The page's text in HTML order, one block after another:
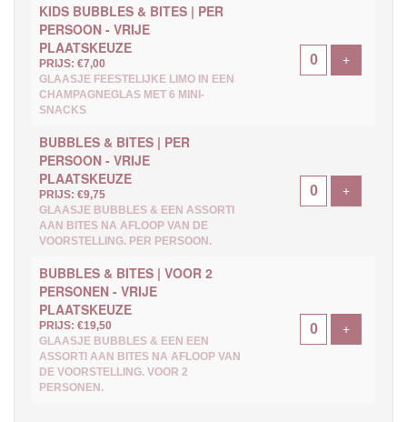
KIDS BUBBLES & BITES | PER
PERSOON - VRIJE
PLAATSKEUZE
PRIJS: €7,00
GLAASJE FEESTELIJKE LIMO IN EEN
CHAMPAGNEGLAS MET 6 MINI-
SNACKS
+Voeg
BUBBLES & BITES | PER
PERSOON - VRIJE
PLAATSKEUZE
PRIJS: €9,75
GLAASJE BUBBLES & EEN ASSORTI
AAN BITES NA AFLOOP VAN DE
VOORSTELLING. PER PERSOON.
+Voeg
BUBBLES & BITES | VOOR 2
PERSONEN - VRIJE
PLAATSKEUZE
PRIJS: €19,50
GLAASJE BUBBLES & EEN EEN
ASSORTI AAN BITES NA AFLOOP VAN
DE VOORSTELLING. VOOR 2
PERSONEN.
+Voeg